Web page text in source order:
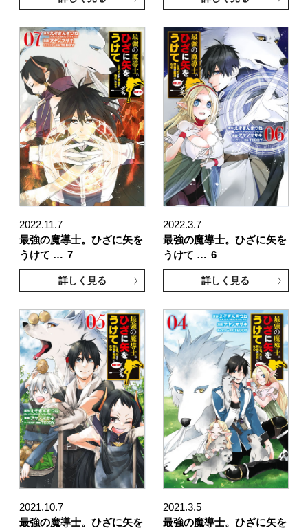
2022.11.7
最強の魔導士。ひざに矢を
うけて … 7
詳しく見る
2022.3.7
最強の魔導士。ひざに矢を
うけて … 6
詳しく見る
2021.10.7
最強の魔導士。ひざに矢を
2021.3.5
最強の魔導士。ひざに矢を